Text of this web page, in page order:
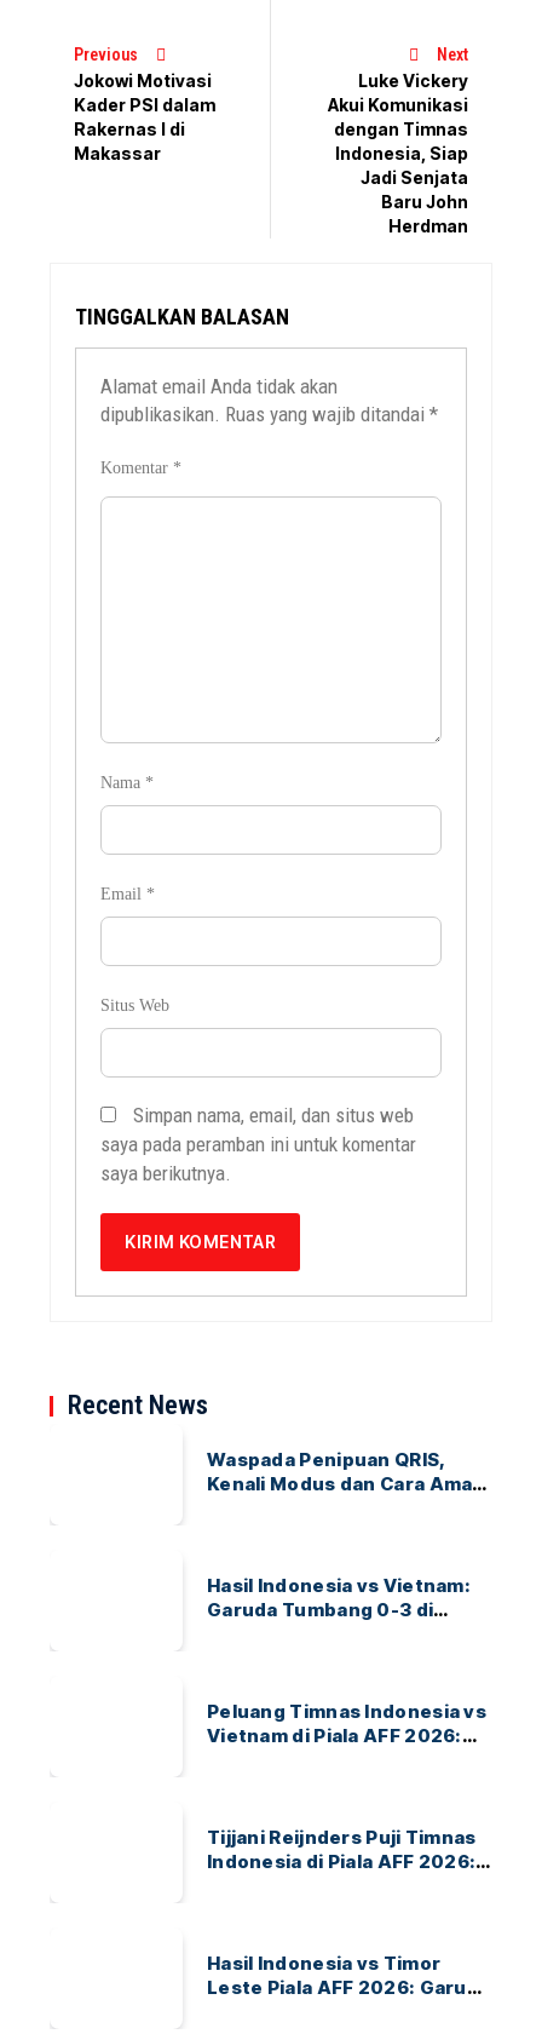
Previous
Jokowi Motivasi
Kader PSI dalam
Rakernas I di
Makassar
Next
Luke Vickery
Akui Komunikasi
dengan Timnas
Indonesia, Siap
Jadi Senjata
Baru John
Herdman
TINGGALKAN BALASAN
Alamat email Anda tidak akan
dipublikasikan. Ruas yang wajib ditandai*
Komentar *
Nama *
Email *
Situs Web
Simpan nama, email, dan situs web
saya pada peramban ini untuk komentar
saya berikutnya.
Recent News
Waspada Penipuan QRIS,
Kenali Modus dan Cara Aman
Hasil Indonesia vs Vietnam:
Garuda Tumbang 0-3 di
Peluang Timnas Indonesia vs
Vietnam di Piala AFF 2026:
Tijjani Reijnders Puji Timnas
Indonesia di Piala AFF 2026:
Hasil Indonesia vs Timor
Leste Piala AFF 2026: Garuda